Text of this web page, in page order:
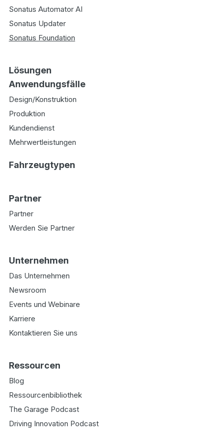
Sonatus Automator AI
Sonatus Updater
Sonatus Foundation
Lösungen
Anwendungsfälle
Design/Konstruktion
Produktion
Kundendienst
Mehrwertleistungen
Fahrzeugtypen
Partner
Partner
Werden Sie Partner
Unternehmen
Das Unternehmen
Newsroom
Events und Webinare
Karriere
Kontaktieren Sie uns
Ressourcen
Blog
Ressourcenbibliothek
The Garage Podcast
Driving Innovation Podcast